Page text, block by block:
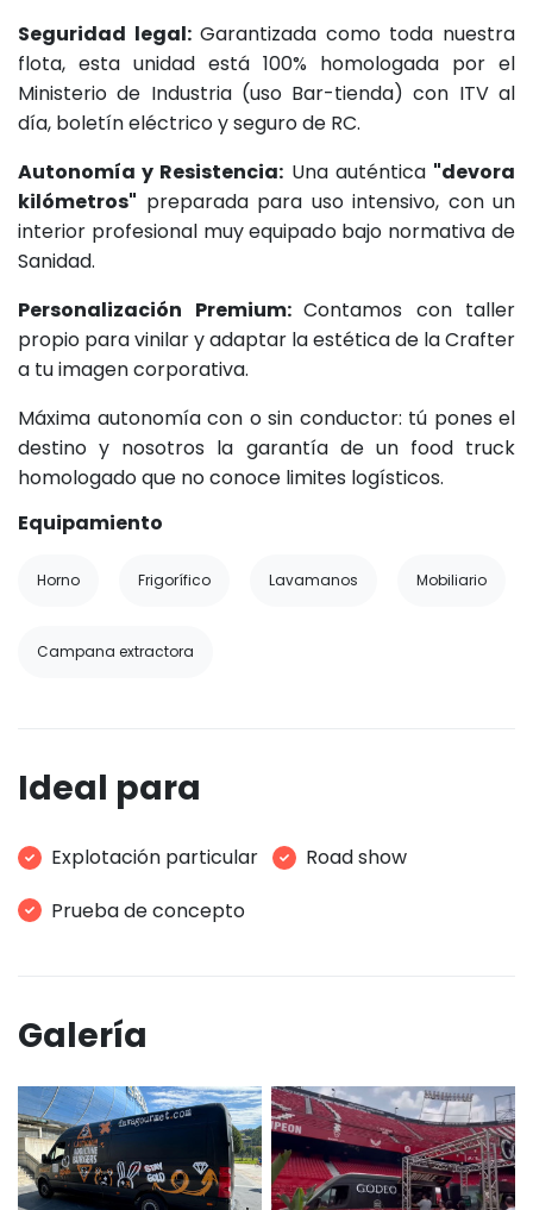
Seguridad legal:Garantizada como toda nuestra
flota, esta unidad está 100% homologada por el
Ministerio de Industria (uso Bar-tienda) con ITV al
día, boletín eléctrico y seguro de RC.
Autonomía y Resistencia: Una auténtica "devora
kilómetros" preparada para uso intensivo, con un
interior profesional muy equipado bajo normativa de
Sanidad.
Personalización Premium: Contamos con taller
propio para vinilar y adaptar la estética de la Crafter
a tu imagen corporativa.
Máxima autonomía con o sin conductor: tú pones el
destino y nosotros la garantía de un food truck
homologado que no conoce limites logísticos.
Equipamiento
Horno Frigorífico Lavamanos Mobiliario
Campana extractora
Ideal para
Explotación particular
Road show
Prueba de concepto
Galería